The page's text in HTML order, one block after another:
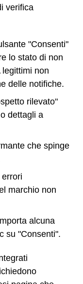
verifica
"Consenti"
lo stato di non
non
delle notifiche.
rilevato"
dettagli a
che spinge
marchio non
alcuna
su "Consenti".